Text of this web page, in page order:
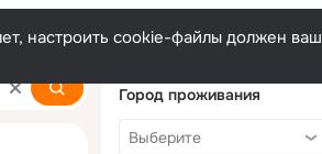
настроить cookie-файлы должен ваш
Город проживания